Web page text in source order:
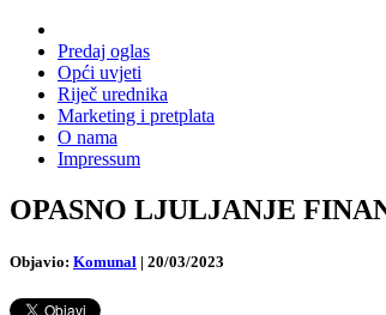
Predaj oglas
Opći uvjeti
Riječ urednika
Marketing i pretplata
O nama
Impressum
OPASNO LJULJANJE
Objavio: Komunal | 20/03/2023